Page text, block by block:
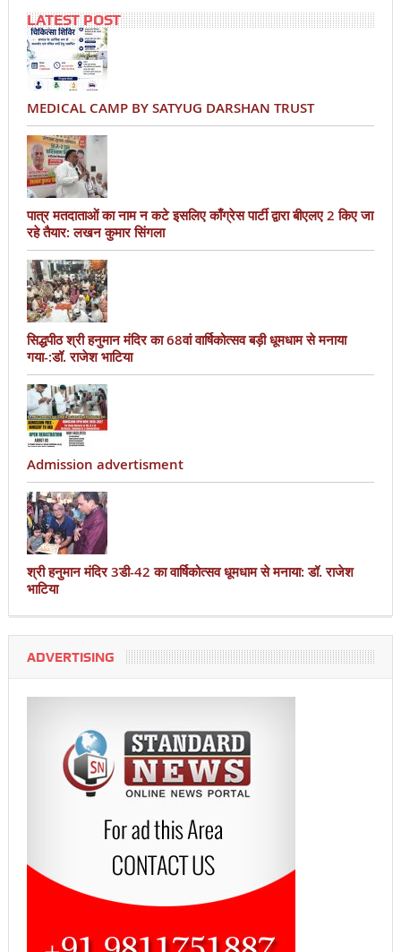
LATEST POST
MEDICAL CAMP BY SATYUG DARSHAN TRUST
पात्र मतदाताओं का नाम न कटे इसलिए काँग्रेस पार्टी द्वारा बीएलए 2 किए जा
रहे तैयार: लखन कुमार सिंगला
सिद्धपीठ श्री हनुमान मंदिर का 68वां वार्षिकोत्सव बड़ी धूमधाम से मनाया
गया-:डॉ. राजेश भाटिया
Admission advertisment
श्री हनुमान मंदिर 3डी-42 का वार्षिकोत्सव धूमधाम से मनाया: डॉ. राजेश
भाटिया
ADVERTISING